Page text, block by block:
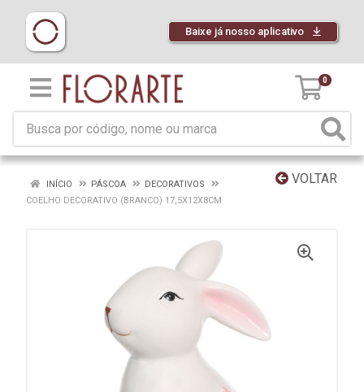
Baixe já nosso aplicativo
0
VOLTAR
INÍCIO PÁSCOA
DECORATIVOS
COELHO DECORATIVO (BRANCO) 17,5X12X8CM